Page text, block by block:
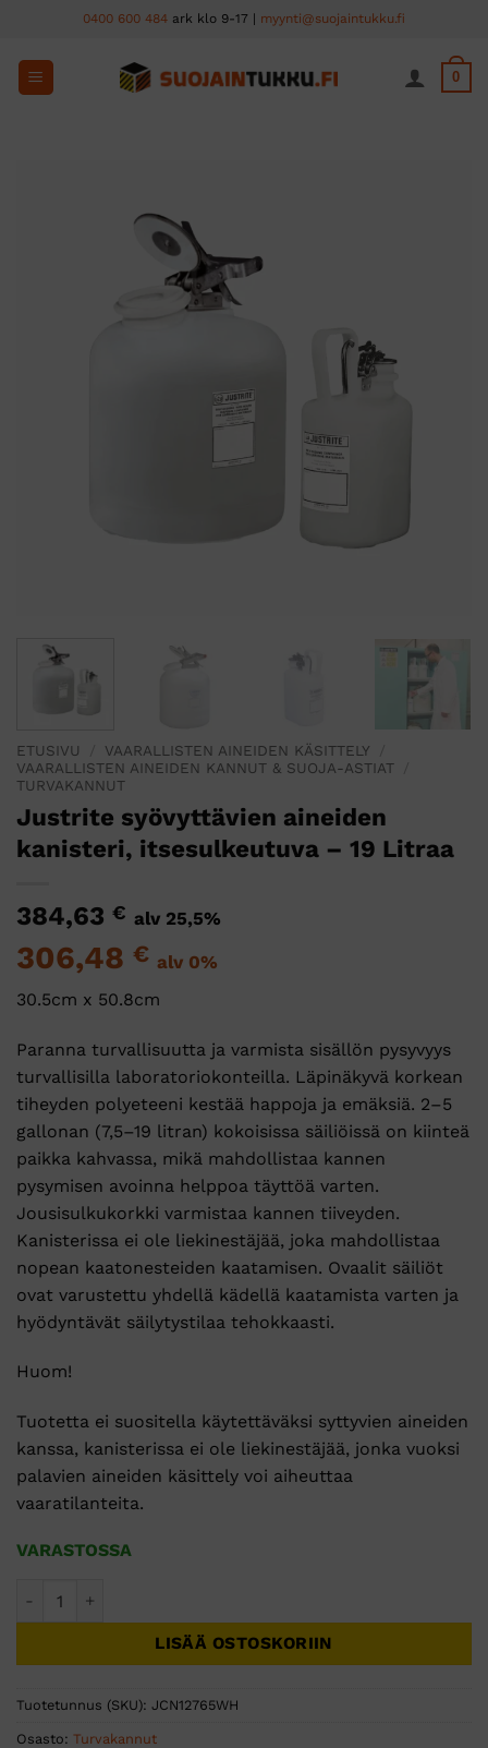
content
0400 600 484 ark klo 9-17 | myynti@suojaintukku.fi
0
ETUSIVU VAARALLISTEN AINEIDEN KÄSITTELY
VAARALLISTEN AINEIDEN KANNUT & SUOJA-ASTIAT
TURVAKANNUT
Justrite syövyttävien aineiden
kanisteri, itsesulkeutuva – 19 Litraa
384,63 € alv 25,5%
306,48 € alv 0%
30.5cm x 50.8cm
Paranna turvallisuutta ja varmista sisällön pysyvyys
turvallisilla laboratoriokonteilla. Läpinäkyvä korkean
tiheyden polyeteeni kestää happoja ja emäksiä. 2–5
gallonan (7,5–19 litran) kokoisissa säiliöissä on kiinteä
paikka kahvassa, mikä mahdollistaa kannen
pysymisen avoinna helppoa täyttöä varten.
Jousisulkukorkki varmistaa kannen tiiveyden.
Kanisterissa ei ole liekinestäjää, joka mahdollistaa
nopean kaatonesteiden kaatamisen. Ovaalit säiliöt
ovat varustettu yhdellä kädellä kaatamista varten ja
hyödyntävät säilytystilaa tehokkaasti.
Huom!
Tuotetta ei suositella käytettäväksi syttyvien aineiden
kanssa, kanisterissa ei ole liekinestäjää, jonka vuoksi
palavien aineiden käsittely voi aiheuttaa
vaaratilanteita.
VARASTOSSA
LISÄÄ OSTOSKORIIN
Tuotetunnus (SKU): JCN12765WH
Osasto: Turvakannut